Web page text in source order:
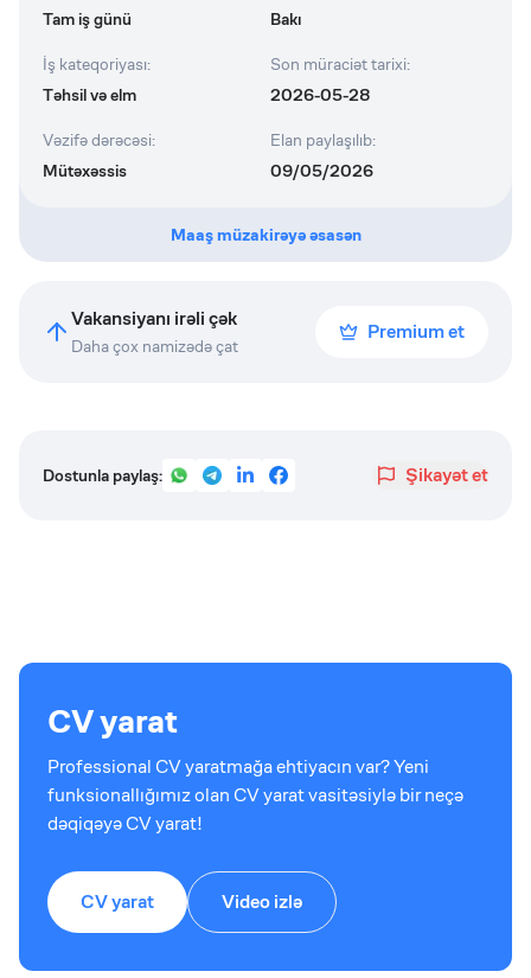
Tam iş günü
Bakı
İş kateqoriyası:
Təhsil və elm
Son müraciət tarixi:
2026-05-28
Vəzifə dərəcəsi:
Mütəxəssis
Elan paylaşılıb:
09/05/2026
Maaş müzakirəyə əsasən
Vakansiyanı irəli çək
Daha çox namizədə çat
Premium et
Dostunla paylaş: Şikayət et
CV yarat
Professional CV yaratmağa ehtiyacın var? Yeni
funksionallığımız olan CV yarat vasitəsiylə bir neçə
dəqiqəyə CV yarat!
CV yarat Video izlə